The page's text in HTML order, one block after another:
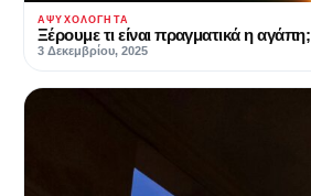
ΑΨΥΧΟΛΌΓΗΤΑ
Ξέρουμε τι είναι πραγματικά η αγάπη;
3 Δεκεμβρίου, 2025